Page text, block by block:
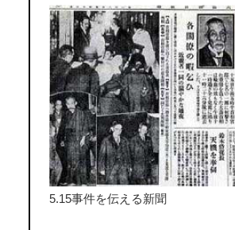
5.15事件を伝える新聞